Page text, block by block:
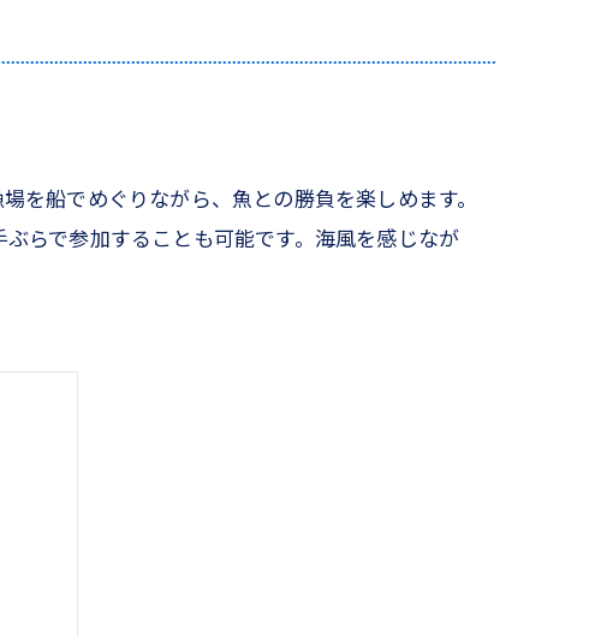
を船でめぐりながら、魚との勝負を楽しめます。
らで参加することも可能です。海風を感じなが